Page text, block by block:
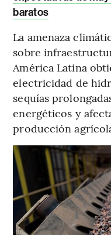
baratos
La amenaza
sobre
América Latina
electricidad de
sequías
energéticos y
producción